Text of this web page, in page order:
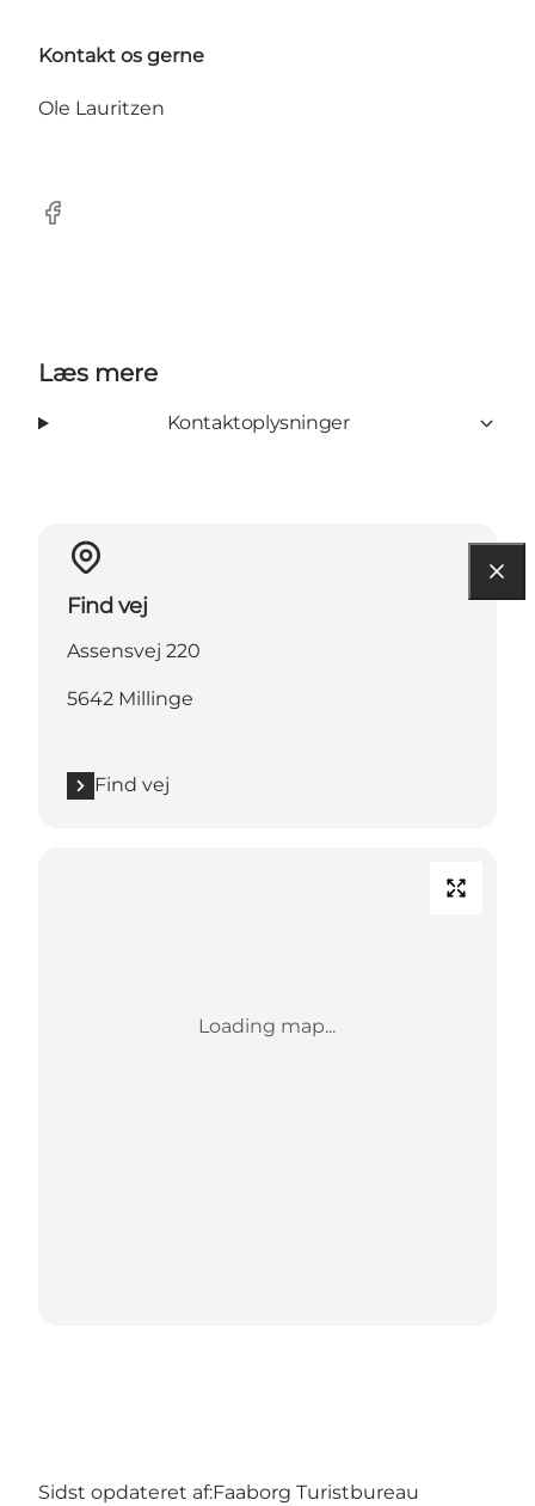
Kontakt os gerne
Ole Lauritzen
Facebook
Læs mere
Kontaktoplysninger
Find vej
Assensvej 220
5642 Millinge
Find vej
Loading map...
Sidst opdateret af:Faaborg Turistbureau